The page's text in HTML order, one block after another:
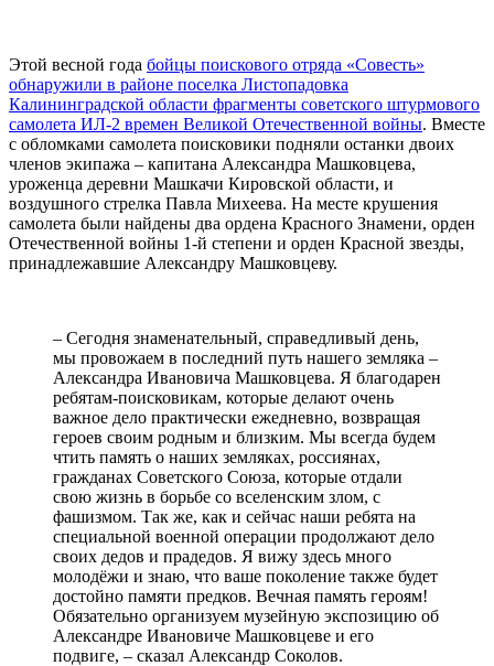
Этой весной года бойцы поискового отряда «Совесть»
обнаружили в районе поселка Листопадовка
Калининградской области фрагменты советского штурмового
самолета ИЛ-2 времен Великой Отечественной войны. Вместе
с обломками самолета поисковики подняли останки двоих
членов экипажа – капитана Александра Машковцева,
уроженца деревни Машкачи Кировской области, и
воздушного стрелка Павла Михеева. На месте крушения
самолета были найдены два ордена Красного Знамени, орден
Отечественной войны 1-й степени и орден Красной звезды,
принадлежавшие Александру Машковцеву.
– Сегодня знаменательный, справедливый день,
мы провожаем в последний путь нашего земляка –
Александра Ивановича Машковцева. Я благодарен
ребятам-поисковикам, которые делают очень
важное дело практически ежедневно, возвращая
героев своим родным и близким. Мы всегда будем
чтить память о наших земляках, россиянах,
гражданах Советского Союза, которые отдали
свою жизнь в борьбе со вселенским злом, с
фашизмом. Так же, как и сейчас наши ребята на
специальной военной операции продолжают дело
своих дедов и прадедов. Я вижу здесь много
молодёжи и знаю, что ваше поколение также будет
достойно памяти предков. Вечная память героям!
Обязательно организуем музейную экспозицию об
Александре Ивановиче Машковцеве и его
подвиге, – сказал Александр Соколов.